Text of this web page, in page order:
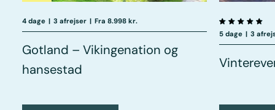
4 dage | 3 afrejser | Fra 8.998 kr.
Gotland – Vikingenation og
hansestad
5 dage | 3